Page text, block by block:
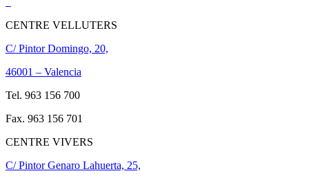
CENTRE VELLUTERS
C/ Pintor Domingo, 20,
46001 – Valencia
Tel. 963 156 700
Fax. 963 156 701
CENTRE VIVERS
C/ Pintor Genaro Lahuerta, 25,